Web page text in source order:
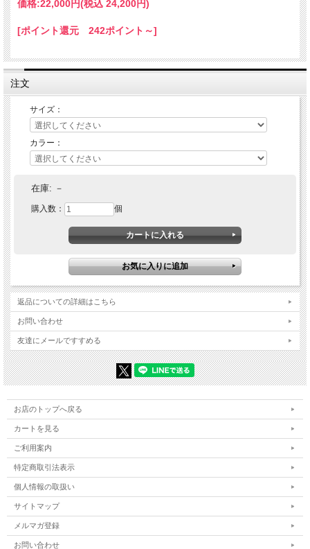
Evisen Skateboards (エヴィセン スケートボード) PHEASANT
WARM UP CREW
価格:22,000円(税込 24,200円)
[ポイント還元 242ポイント～]
注文
サイズ：
カラー：
在庫: －
購入数： 個
返品についての詳細はこちら
お問い合わせ
友達にメールですすめる
お店のトップへ戻る
カートを見る
ご利用案内
特定商取引法表示
個人情報の取扱い
サイトマップ
メルマガ登録
お問い合わせ